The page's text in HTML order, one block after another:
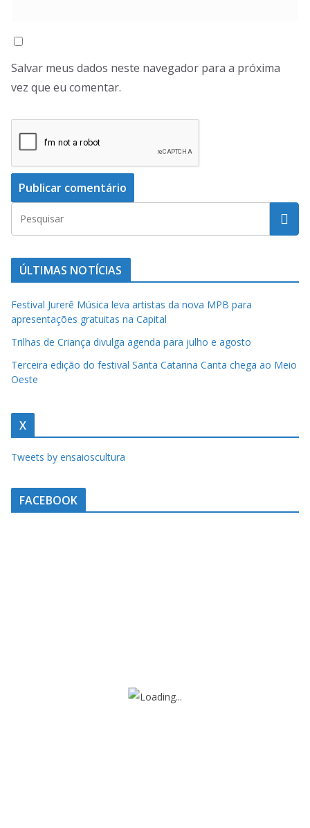
Salvar meus dados neste navegador para a próxima
vez que eu comentar.
ÚLTIMAS NOTÍCIAS
Festival Jurerê Música leva artistas da nova MPB para
apresentações gratuitas na Capital
Trilhas de Criança divulga agenda para julho e agosto
Terceira edição do festival Santa Catarina Canta chega ao Meio
Oeste
X
Tweets by ensaioscultura
FACEBOOK